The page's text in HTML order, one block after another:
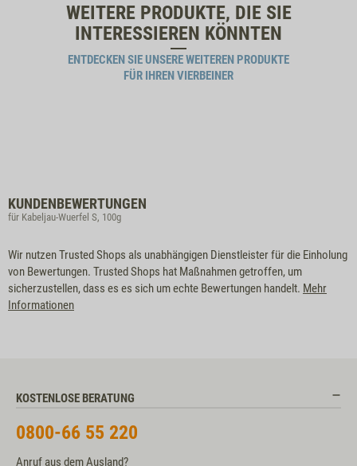
WEITERE PRODUKTE, DIE SIE
INTERESSIEREN KÖNNTEN
ENTDECKEN SIE UNSERE WEITEREN PRODUKTE
FÜR IHREN VIERBEINER
KUNDENBEWERTUNGEN
für Kabeljau-Wuerfel S, 100g
Wir nutzen Trusted Shops als unabhängigen Dienstleister für die Einholung
von Bewertungen. Trusted Shops hat Maßnahmen getroffen, um
sicherzustellen, dass es es sich um echte Bewertungen handelt. Mehr
Informationen
KOSTENLOSE BERATUNG
0800-66 55 220
Anruf aus dem Ausland?